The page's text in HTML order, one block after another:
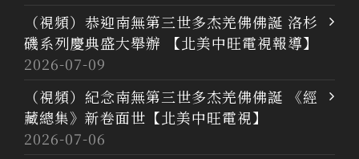
（視頻）恭迎南無第三世多杰羌佛佛誕 洛杉
磯系列慶典盛大舉辦 【北美中旺電視報導】
2026-07-09
（視頻）紀念南無第三世多杰羌佛佛誕 《經
藏總集》新卷面世【北美中旺電視】
2026-07-06